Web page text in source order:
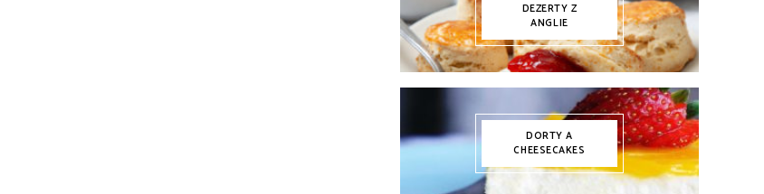
DEZERTY Z
ANGLIE
DORTY A
CHEESECAKES